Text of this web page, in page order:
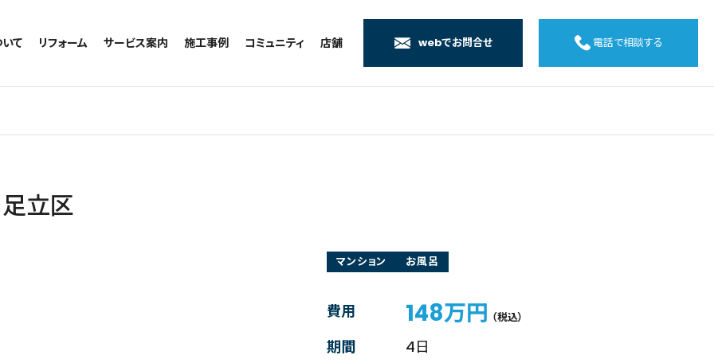
て リフォーム
お風呂のリフォーム
洗面台のリフォーム
水回りのリフォーム
サービス案内
相談室・よくある質問
施工事例
トイレの施工事例
キッチンの施工事例
コミュニティ
アルブル通信
ブログ
店舗
墨田店
日本橋店
webでお問合せ 電話で相談する
立区
マンション お風呂
費用 148万円 （税込）
期間
4日